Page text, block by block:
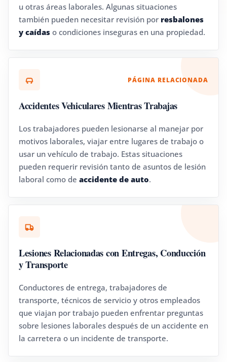
u otras áreas laborales. Algunas situaciones
también pueden necesitar revisión por resbalones
y caídas o condiciones inseguras en una propiedad.
PÁGINA RELACIONADA
Accidentes Vehiculares Mientras Trabajas
Los trabajadores pueden lesionarse al manejar por
motivos laborales, viajar entre lugares de trabajo o
usar un vehículo de trabajo. Estas situaciones
pueden requerir revisión tanto de asuntos de lesión
laboral como de accidente de auto.
Lesiones Relacionadas con Entregas, Conducción
y Transporte
Conductores de entrega, trabajadores de
transporte, técnicos de servicio y otros empleados
que viajan por trabajo pueden enfrentar preguntas
sobre lesiones laborales después de un accidente en
la carretera o un incidente de transporte.